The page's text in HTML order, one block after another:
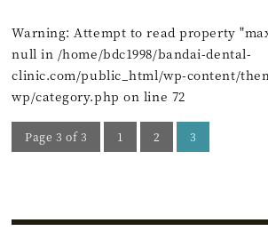
Warning: Attempt to read property
null in /home/bdc1998/bandai-dental-
clinic.com/public_html/wp-content/
wp/category.php on line 72
Page 3 of 3 1 2 3